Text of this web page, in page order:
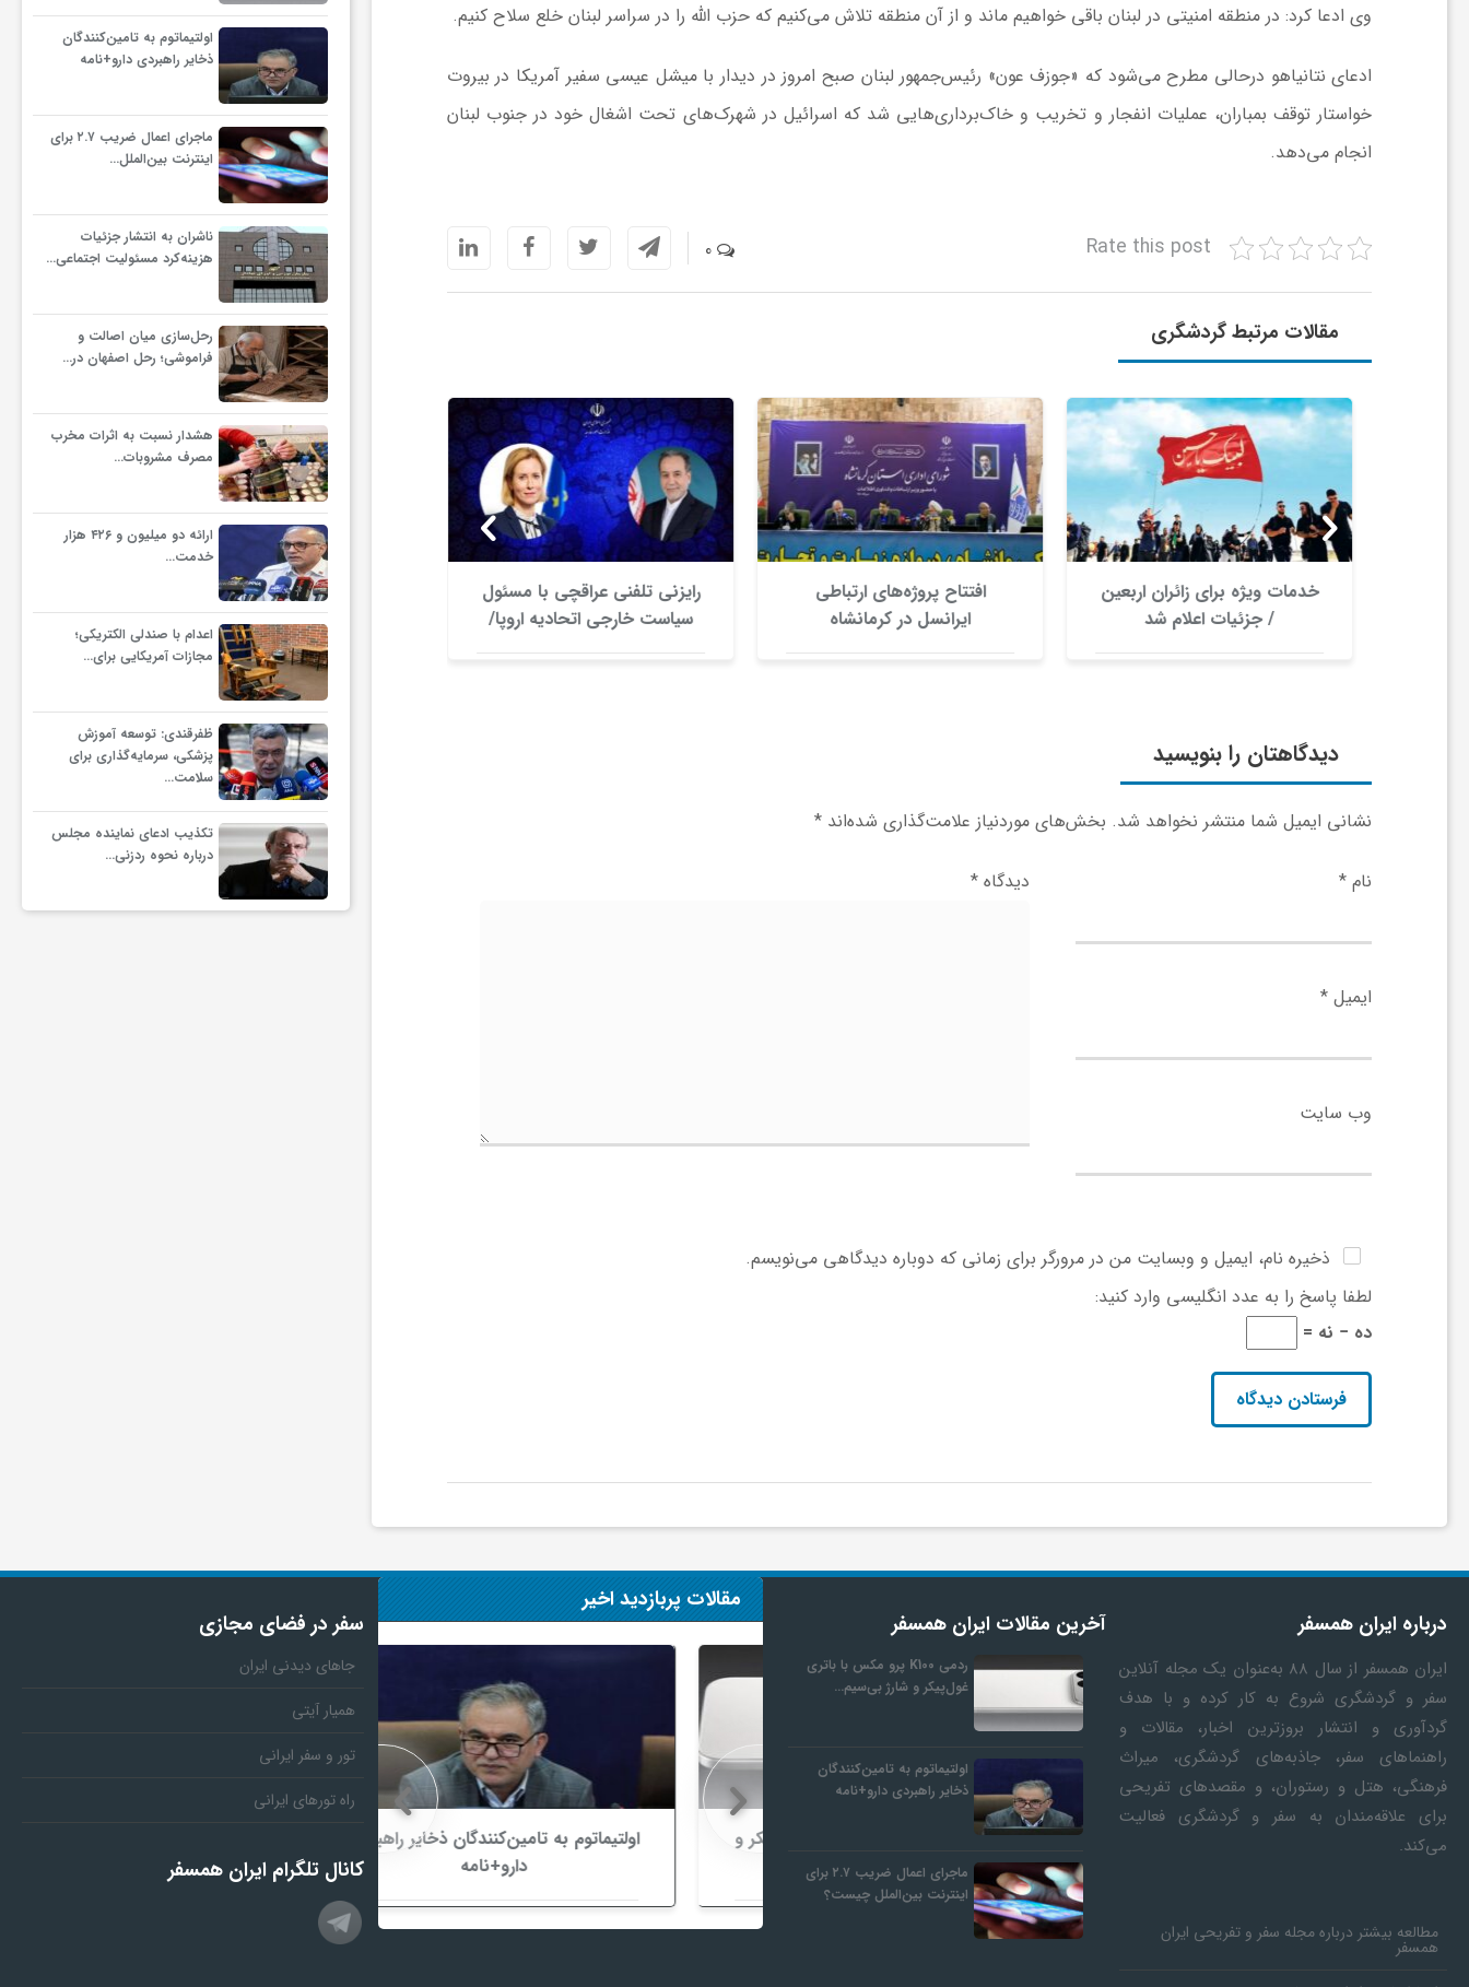
ه
ی
وی ادعا کرد: در منطقه امنیتی در لبنان باقی خواهیم ماند و از آن منطقه تلاش می‌کنیم که حزب الله را در سراسر لبنان خلع سلاح کنیم.
ادعای نتانیاهو درحالی مطرح می‌شود که «جوزف عون» رئیس‌جمهور لبنان صبح امروز در دیدار با میشل عیسی سفیر آمریکا در بیروت
خواستار توقف بمباران، عملیات انفجار و تخریب و خاک‌برداری‌هایی شد که اسرائیل در شهرک‌های تحت اشغال خود در جنوب لبنان
انجام می‌دهد.
Rate this post
0
مقالات مرتبط گردشگری
خدمات ویژه برای زائران اربعین
/ جزئیات اعلام شد
افتتاح پروژه‌های ارتباطی
ایرانسل در کرمانشاه
رایزنی تلفنی عراقچی با مسئول
سیاست خارجی اتحادیه اروپا/
بررسی راه‌های کاهش تنش در
خبر مهم درباره صدور گواهینامه
موتورسیکلت بانوان + جزئیات
مردم
دیدگاهتان را بنویسید
نشانی ایمیل شما منتشر نخواهد شد. بخش‌های موردنیاز علامت‌گذاری شده‌اند *
دیدگاه* نام *
ایمیل *
وب‌ سایت
ذخیره نام، ایمیل و وبسایت من در مرورگر برای زمانی که دوباره دیدگاهی می‌نویسم.
لطفا پاسخ را به عدد انگلیسی وارد کنید:
ده − نه =
اولتیماتوم به تامین‌کنندگان
ذخایر راهبردی دارو+نامه
ماجرای اعمال ضریب ۲.۷ برای
اینترنت بین‌الملل…
ناشران به انتشار جزئیات
هزینه‌کرد مسئولیت اجتماعی…
رحل‌سازی میان اصالت و
فراموشی؛ رحل اصفهان در…
هشدار نسبت به اثرات مخرب
مصرف مشروبات…
ارائه دو میلیون و ۴۲۶ هزار
خدمت…
اعدام با صندلی الکتریکی؛
مجازات آمریکایی برای…
ظفرقندی: توسعه آموزش
پزشکی، سرمایه‌گذاری برای
سلامت…
تکذیب ادعای نماینده مجلس
درباره نحوه ردزنی…
درباره ایران همسفر
ایران همسفر
از سال ۸۸ به‎‌عنوان یک مجله آنلاین
سفر و گردشگری شروع به کار کرده و با هدف
گردآوری و انتشار بروزترین اخبار، مقالات و
راهنماهای سفر، جاذبه‌های گردشگری، میراث
فرهنگی، هتل و رستوران، و مقصدهای تفریحی
برای علاقه‌مندان به سفر و گردشگری فعالیت
می‌کند.
مطالعه بیشتر درباره مجله سفر و تفریحی ایران
همسفر
آخرین مقالات ایران همسفر
ردمی K100 پرو مکس با باتری
غول‌پیکر و شارژ بی‌سیم…
اولتیماتوم به تامین‌کنندگان
ذخایر راهبردی دارو+نامه
ماجرای اعمال ضریب ۲.۷ برای
اینترنت بین‌الملل چیست؟
مقالات پربازدید اخیر
ردمی K100 پرو مکس با باتری غول‌پیکر و
شارژ بی‌سیم روانه بازار می‌شود
اولتیماتوم به تامین‌کنندگان ذخایر راهبردی
بین‌الملل چیست؟
سفر در فضای مجازی
جاهای دیدنی ایران
همیار آیتی
تور و سفر ایرانی
راه تورهای ایرانی
کانال تلگرام ایران همسفر